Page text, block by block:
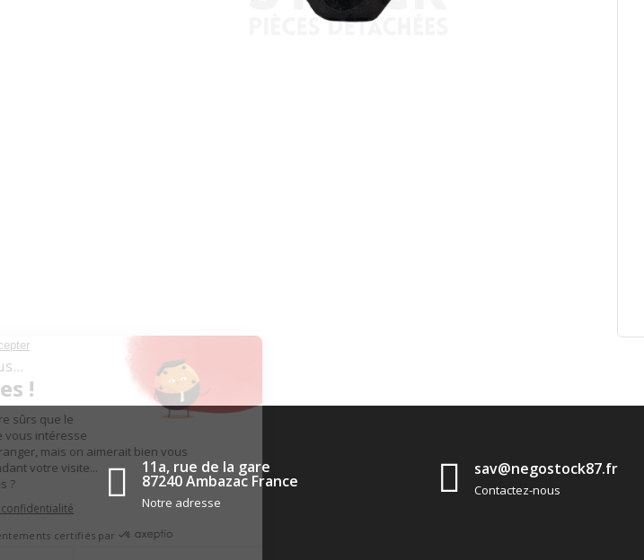
11a, rue de la gare
87240 Ambazac France
Notre adresse
sav@negostock87.fr
Contactez-nous